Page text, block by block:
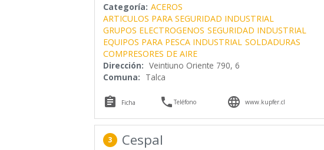
Categoría: ACEROS
ARTICULOS PARA SEGURIDAD INDUSTRIAL
GRUPOS ELECTROGENOS SEGURIDAD INDUSTRIAL
EQUIPOS PARA PESCA INDUSTRIAL SOLDADURAS
COMPRESORES DE AIRE
Dirección: Veintiuno Oriente 790, 6
Comuna: Talca
 Ficha Teléfono  www.kupfer.cl
3 Cespal